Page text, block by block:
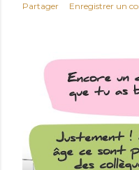
Partager Enregistrer un